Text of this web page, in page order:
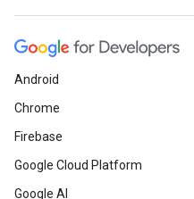
Android
Chrome
Firebase
Google Cloud Platform
Google AI